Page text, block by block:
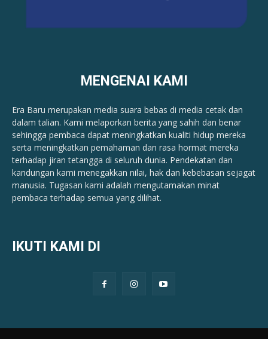
MENGENAI KAMI
Era Baru merupakan media suara bebas di media cetak dan
dalam talian. Kami melaporkan berita yang sahih dan benar ​​
sehingga pembaca dapat meningkatkan kualiti hidup mereka
serta meningkatkan pemahaman dan rasa hormat mereka
terhadap jiran tetangga di seluruh dunia. Pendekatan dan
kandungan kami menegakkan nilai, hak dan kebebasan sejagat
manusia. Tugasan kami adalah mengutamakan minat
pembaca terhadap semua yang dilihat.
IKUTI KAMI DI